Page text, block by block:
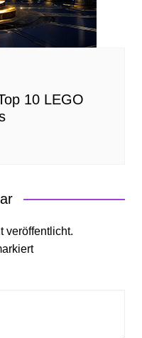
10 LEGO
veröffentlicht.